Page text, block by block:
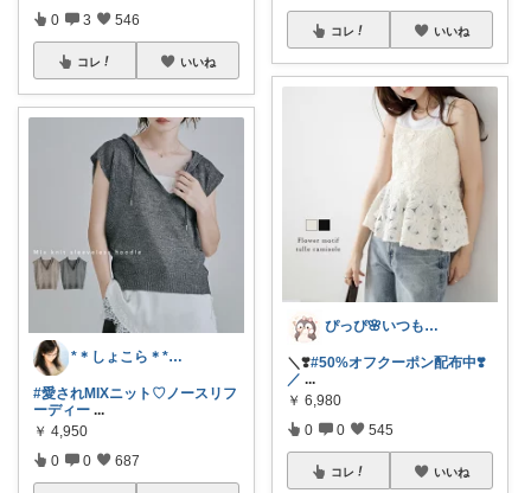
0 3 546
コレ いいね
*＊しょこら＊*朝コレ
#愛されMIXニット♡ノースリフ
ーディー ...
￥ 4,950
0 0 687
コレ いいね
ぴっぴ🌸いつもありがとうございます♡
＼❣️#50%オフクーポン配布中❣️
／ ...
￥ 6,980
0 0 545
コレ いいね